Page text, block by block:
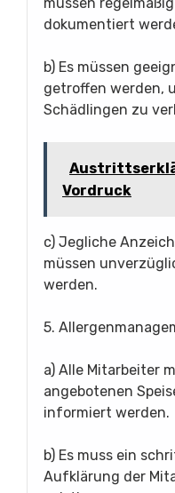
dokumentiert
b) Es müssen
getroffen werden,
Schädlingen zu
Vordruck
c) Jegliche
müssen
werden.
5.
a) Alle Mitarbeiter
angebotenen
informiert werden.
b) Es muss ein
Aufklärung der